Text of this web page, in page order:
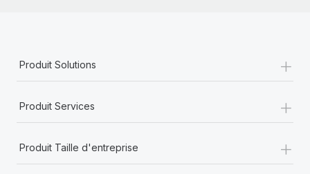
Produit Solutions +
Produit Services +
Produit Taille d'entreprise +